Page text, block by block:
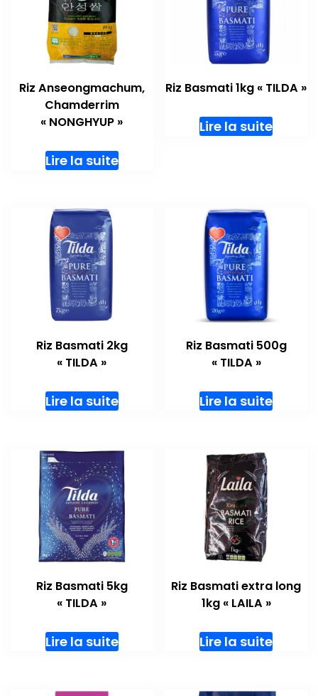
Riz Anseongmachum,
Chamderrim
« NONGHYUP »
Lire la suite
Riz Basmati 1kg « TILDA »
Lire la suite
Riz Basmati 2kg
« TILDA »
Lire la suite
Riz Basmati 500g
« TILDA »
Lire la suite
Riz Basmati 5kg
« TILDA »
Lire la suite
Riz Basmati extra long
1kg « LAILA »
Lire la suite